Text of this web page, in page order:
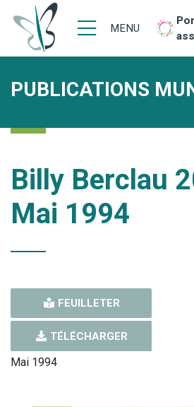
MENU
PUBLICATIONS
Billy Berclau
Mai 1994
FEUILLETER
TÉLÉCHARGER
Mai 1994